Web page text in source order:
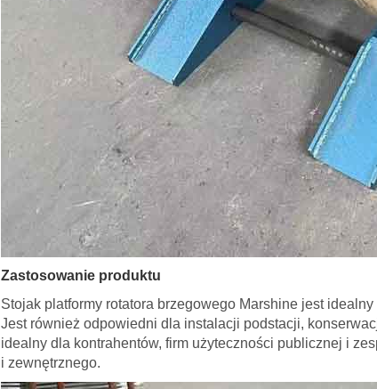
Zastosowanie produktu
Stojak platformy rotatora brzegowego Marshine jest
Jest również odpowiedni dla instalacji podstacji,
idealny dla kontrahentów, firm użyteczności publicznej i
i zewnętrznego.